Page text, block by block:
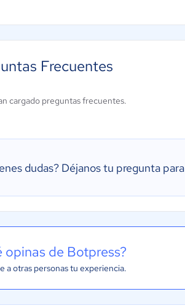
Frecuentes
cargado preguntas frecuentes.
dudas? Déjanos tu pregunta
opinas de Botpress?
a otras personas tu experiencia.